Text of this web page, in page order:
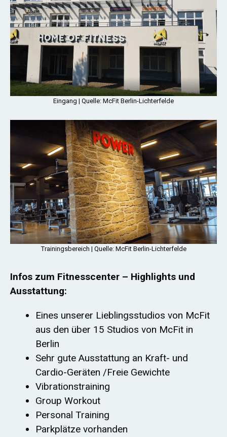
Eingang | Quelle: McFit Berlin-Lichterfelde
Trainingsbereich | Quelle: McFit Berlin-Lichterfelde
Infos zum Fitnesscenter – Highlights und
Ausstattung:
Eines unserer Lieblingsstudios von McFit
aus den über 15 Studios von McFit in
Berlin
Sehr gute Ausstattung an Kraft- und
Cardio-Geräten /Freie Gewichte
Vibrationstraining
Group Workout
Personal Training
Parkplätze vorhanden